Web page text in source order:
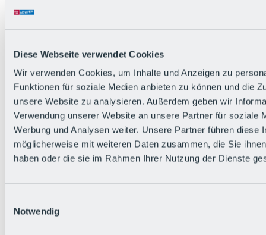
Diese Webseite verwendet Cookies
Wir verwenden Cookies, um Inhalte und Anzeigen zu
Funktionen für soziale Medien anbieten zu können und die
unsere Website zu analysieren. Außerdem geben wir
Verwendung unserer Website an unsere Partner für soziale
Werbung und Analysen weiter. Unsere Partner führen diese
möglicherweise mit weiteren Daten zusammen, die Sie
haben oder die sie im Rahmen Ihrer Nutzung der Dienste
Notwendig
Bürger:in werden
Bikepark-Rules
Bikepark-Partnerschaften
Nachhaltigkeit in der BRS
Bikepark & Tickets